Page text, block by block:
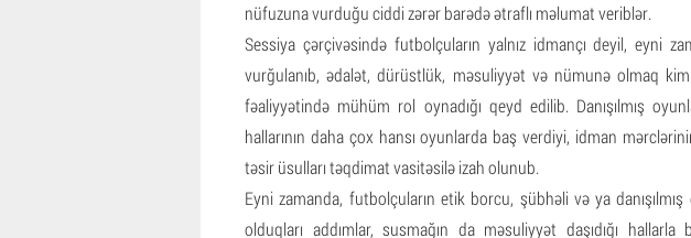
nüfuzuna vurduğu ciddi zərər barədə ətraflı məlumat veriblər.
Sessiya çərçivəsində futbolçuların yalnız idmançı deyil, eyni
vurğulanıb, ədalət, dürüstlük, məsuliyyət və nümunə olmaq
fəaliyyətində mühüm rol oynadığı qeyd edilib. Danışılmış
hallarının daha çox hansı oyunlarda baş verdiyi, idman
təsir üsulları təqdimat vasitəsilə izah olunub.
Eyni zamanda, futbolçuların etik borcu, şübhəli və ya
olduqları addımlar, susmağın da məsuliyyət daşıdığı